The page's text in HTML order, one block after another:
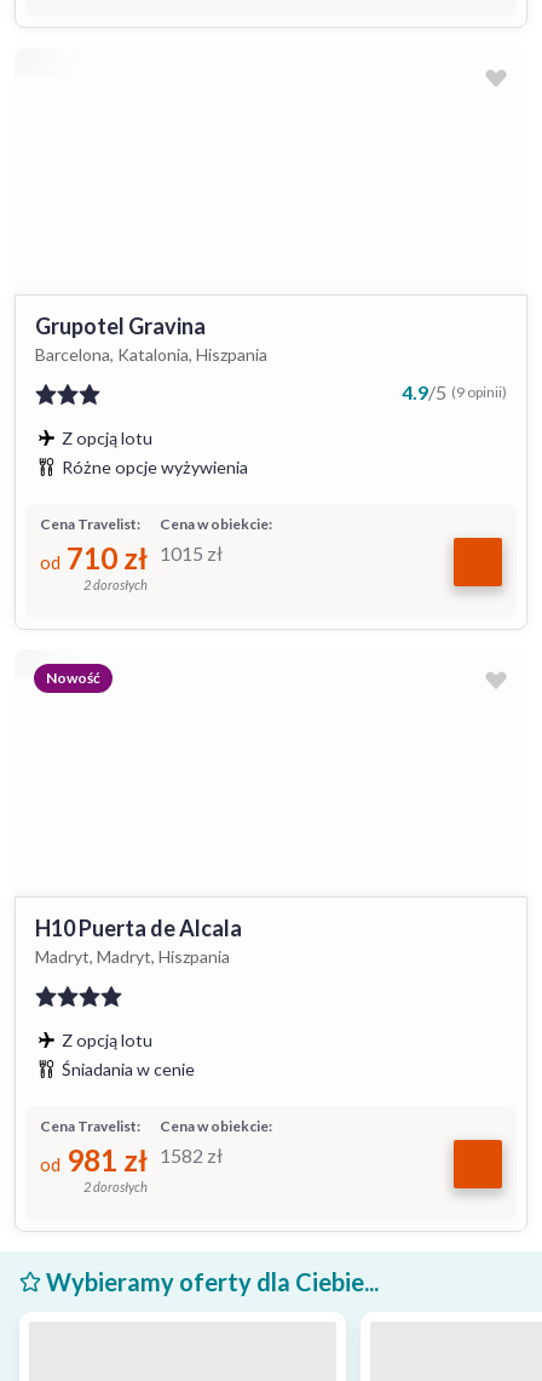
Grupotel Gravina
Barcelona, Katalonia, Hiszpania
4.9/5 (9 opinii)
Z opcją lotu
Różne opcje wyżywienia
Cena w obiekcie:
1015 zł
Cena Travelist:
od 710 zł
2 dorosłych
Nowość
H10 Puerta de Alcala
Madryt, Madryt, Hiszpania
Z opcją lotu
Śniadania w cenie
Cena w obiekcie:
1582 zł
Cena Travelist:
od 981 zł
2 dorosłych
Wybieramy oferty dla Ciebie...